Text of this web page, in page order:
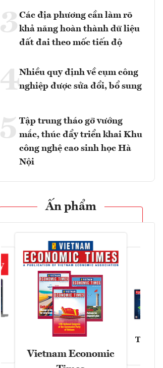
3 Các địa phương cần làm rõ
khả năng hoàn thành dữ liệu
đất đai theo mốc tiến độ
4Nhiều quy định về cụm công
nghiệp được sửa đổi, bổ sung
5 Tập trung tháo gỡ vướng
mắc, thúc đẩy triển khai Khu
công nghệ cao sinh học Hà
Nội
Ấn phẩm
Vietnam Economic
Tạp